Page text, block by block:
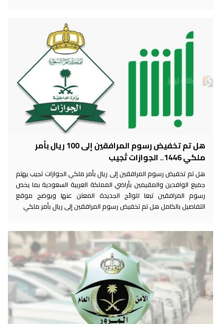
هل تم تخفيض رسوم المرافقين إلى 100 ريال بأمر
ملكي 1446.. الجوازات تُجيب
هل تم تخفيض رسوم المرافقين إلى ريال بأمر ملكي الجوازات تجيب يهتم
جميع الوافدين والمقيمين بأراضي المملكة العربية السعودية بما يخص
رسوم المرافقين تبعا للوائح الجديدة المعلن عنها ويوضح موقع
التفاصيل بالكامل هل تم تخفيض رسوم المرافقين إلى ريال بأمر ملكي